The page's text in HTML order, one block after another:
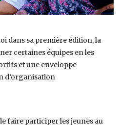
dans sa première édition, la
certaines équipes en les
et une enveloppe
d’organisation
faire participer les jeunes au